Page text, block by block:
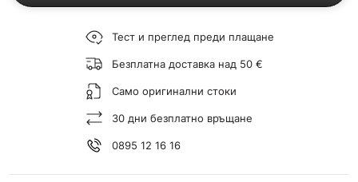
Тест и преглед преди плащане
Безплатна доставка над 50 €
Само оригинални стоки
30 дни безплатно връщане
0895 12 16 16